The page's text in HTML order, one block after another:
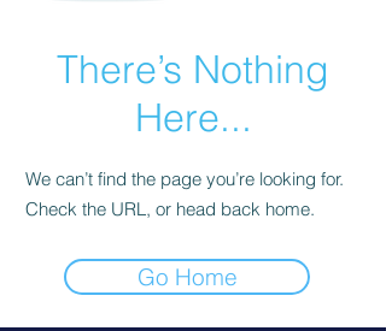
There’s Nothing
Here...
We can’t find the page you’re looking for.
Check the URL, or head back home.
Go Home